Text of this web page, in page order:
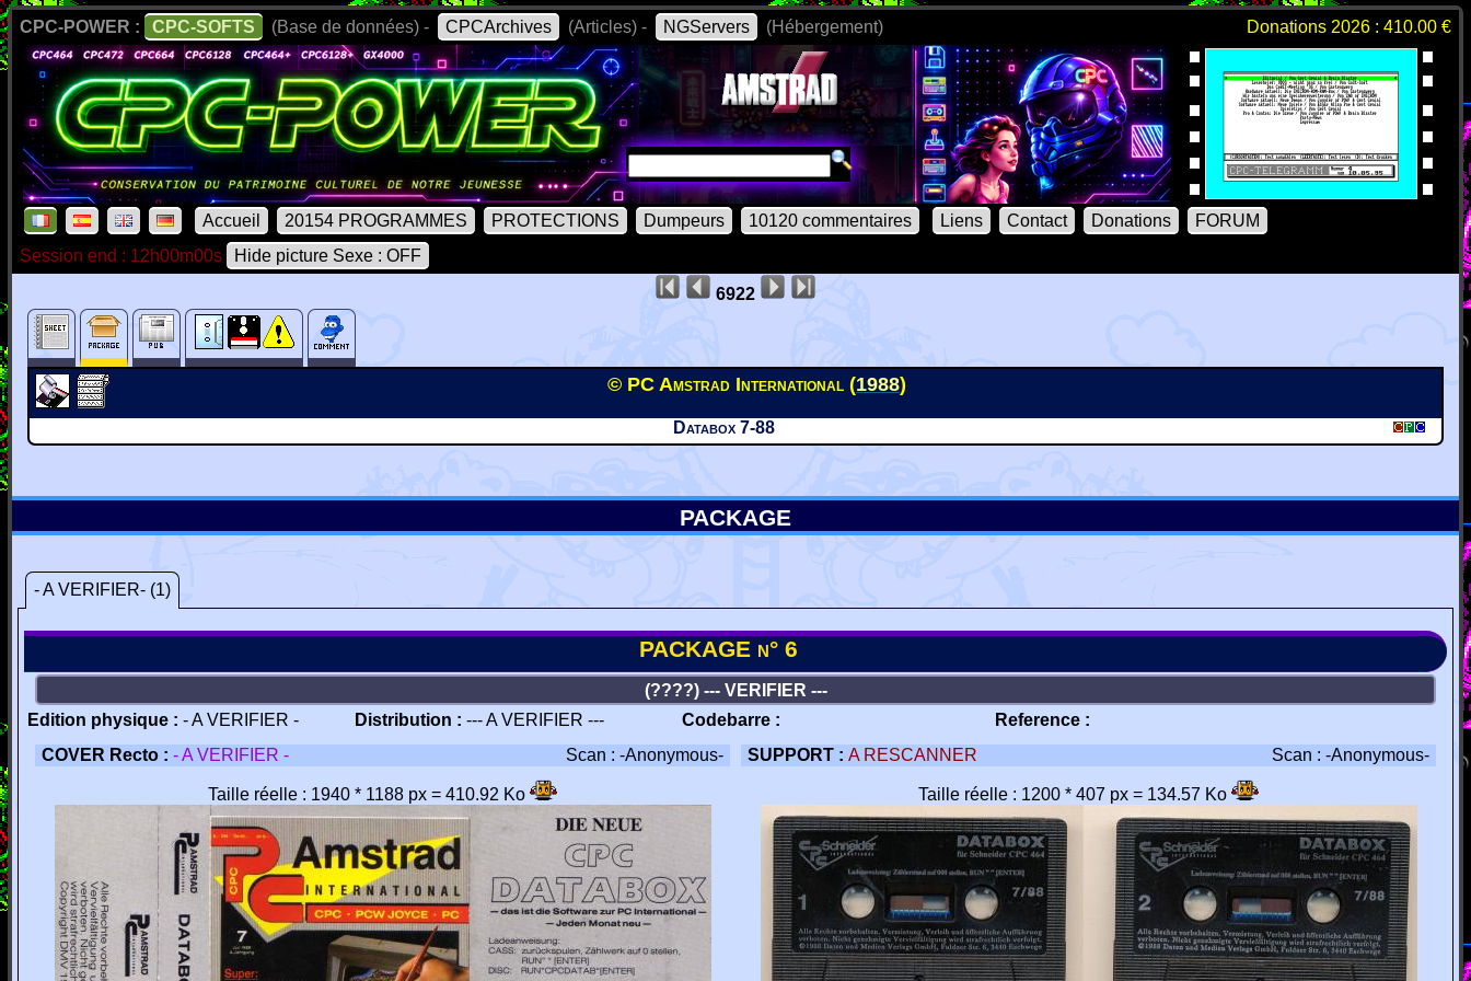
CPC-POWER : CPC-SOFTS (Base de données) - CPCArchives (Articles) - NGServers (Hébergement) Donations 2026 : 410.00 €
Accueil 20154 PROGRAMMES PROTECTIONS Dumpeurs 10120 commentaires Liens Contact Donations
FORUM
Session end : 12h00m00s
Hide picture Sexe : OFF
6922
© PC Amstrad International (1988)
Databox 7-88
PACKAGE
- A VERIFIER- (1)
PACKAGE n° 6
(????) --- VERIFIER ---
Edition physique : - A VERIFIER - Distribution : --- A VERIFIER --- Codebarre :
Reference :
COVER Recto : - A VERIFIER - Scan : -Anonymous- SUPPORT : A RESCANNER Scan : -Anonymous-
Taille réelle : 1940 * 1188 px = 410.92 Ko Taille réelle : 1200 * 407 px = 134.57 Ko